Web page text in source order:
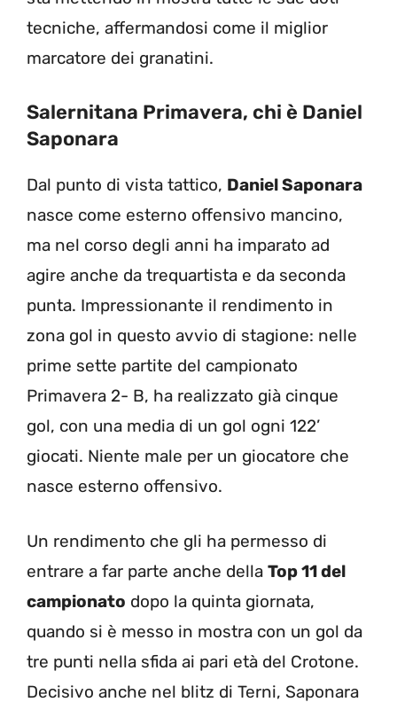
tecniche, affermandosi come il miglior
marcatore dei granatini.
Salernitana Primavera, chi è Daniel
Saponara
Dal punto di vista tattico, Daniel Saponara
nasce come esterno offensivo mancino,
ma nel corso degli anni ha imparato ad
agire anche da trequartista e da seconda
punta. Impressionante il rendimento in
zona gol in questo avvio di stagione: nelle
prime sette partite del campionato
Primavera 2- B, ha realizzato già cinque
gol, con una media di un gol ogni 122’
giocati. Niente male per un giocatore che
nasce esterno offensivo.
Un rendimento che gli ha permesso di
entrare a far parte anche della Top 11 del
campionato dopo la quinta giornata,
quando si è messo in mostra con un gol da
tre punti nella sfida ai pari età del Crotone.
Decisivo anche nel blitz di Terni, Saponara